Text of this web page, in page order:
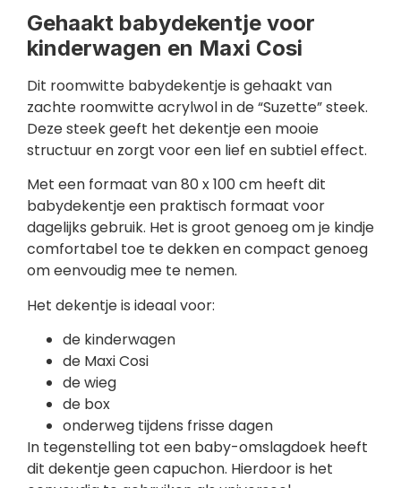
Gehaakt babydekentje voor
kinderwagen en Maxi Cosi
Dit roomwitte babydekentje is gehaakt van
zachte roomwitte acrylwol in de “Suzette” steek.
Deze steek geeft het dekentje een mooie
structuur en zorgt voor een lief en subtiel effect.
Met een formaat van 80 x 100 cm heeft dit
babydekentje een praktisch formaat voor
dagelijks gebruik. Het is groot genoeg om je kindje
comfortabel toe te dekken en compact genoeg
om eenvoudig mee te nemen.
Het dekentje is ideaal voor:
de kinderwagen
de Maxi Cosi
de wieg
de box
onderweg tijdens frisse dagen
In tegenstelling tot een baby-omslagdoek heeft
dit dekentje geen capuchon. Hierdoor is het